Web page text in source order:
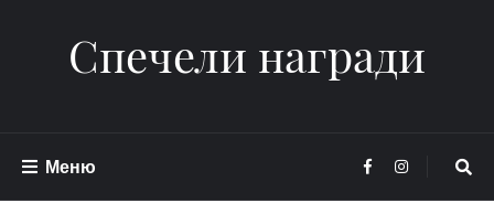
Спечели награди
Меню